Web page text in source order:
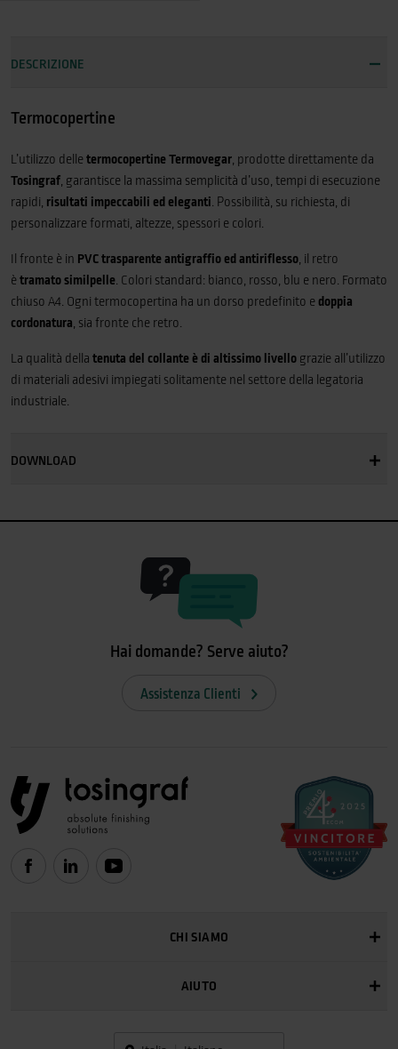
DESCRIZIONE
Termocopertine
L’utilizzo delle termocopertine Termovegar , prodotte direttamente da
Tosingraf , garantisce la massima semplicità d’uso, tempi di esecuzione
rapidi, risultati impeccabili ed eleganti . Possibilità, su richiesta, di
personalizzare formati, altezze, spessori e colori.
Il fronte è in PVC trasparente antigraffio ed antiriflesso , il retro
è tramato similpelle . Colori standard: bianco, rosso, blu e nero. Formato
chiuso A4. Ogni termocopertina ha un dorso predefinito e doppia
cordonatura , sia fronte che retro.
La qualità della tenuta del collante è di altissimo livello grazie all’utilizzo
di materiali adesivi impiegati solitamente nel settore della legatoria
industriale.
DOWNLOAD
Hai domande? Serve aiuto?
Assistenza Clienti
CHI SIAMO
AIUTO